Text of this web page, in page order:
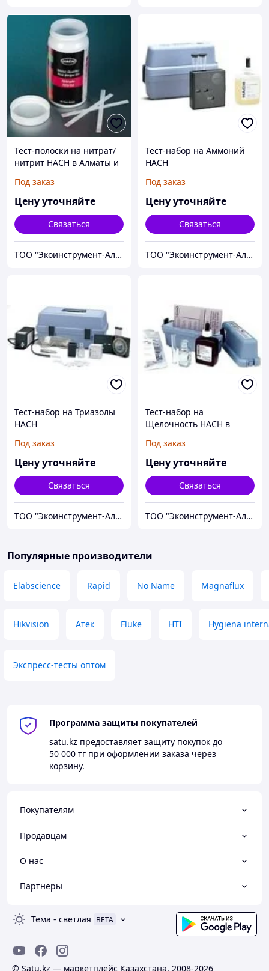
Тест-полоски на нитрат/
нитрит HACH в Алматы и
Под заказ
Цену уточняйте
Связаться
ТОО "Экоинструмент-Алматы"
Тест-набор на Аммоний
HACH
Под заказ
Цену уточняйте
Связаться
ТОО "Экоинструмент-Алматы"
Тест-набор на Триазолы
HACH
Под заказ
Цену уточняйте
Связаться
ТОО "Экоинструмент-Алматы"
Тест-набор на
Щелочность HACH в
Под заказ
Цену уточняйте
Связаться
ТОО "Экоинструмент-Алматы"
Популярные производители
Elabscience Rapid No Name Magnaflux
Hikvision Атек Fluke HTI Hygiena
Экспресс-тесты оптом
Программа защиты покупателей
satu.kz предоставляет защиту покупок до
50 000 тг при оформлении заказа через
корзину.
Покупателям
Продавцам
О нас
Партнеры
Тема - светлая BETA
© Satu.kz — маркетплейс Казахстана, 2008-2026